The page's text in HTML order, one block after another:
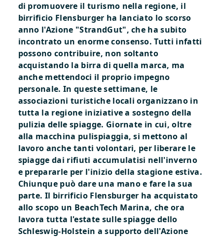
di promuovere il turismo nella regione, il
birrificio Flensburger ha lanciato lo scorso
anno l'Azione "StrandGut", che ha subito
incontrato un enorme consenso. Tutti infatti
possono contribuire, non soltanto
acquistando la birra di quella marca, ma
anche mettendoci il proprio impegno
personale. In queste settimane, le
associazioni turistiche locali organizzano in
tutta la regione iniziative a sostegno della
pulizia delle spiagge. Giornate in cui, oltre
alla macchina pulispiaggia, si mettono al
lavoro anche tanti volontari, per liberare le
spiagge dai rifiuti accumulatisi nell'inverno
e prepararle per l'inizio della stagione estiva.
Chiunque può dare una mano e fare la sua
parte. Il birrificio Flensburger ha acquistato
allo scopo un BeachTech Marina, che ora
lavora tutta l'estate sulle spiagge dello
Schleswig-Holstein a supporto dell'Azione